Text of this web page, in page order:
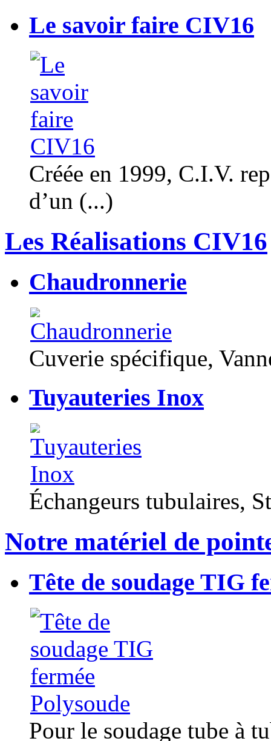
Le savoir faire CIV16
Créée en 1999, C.I.V.
d’un (...)
Les Réalisations CIV16
Chaudronnerie
Cuverie spécifique,
Tuyauteries Inox
Échangeurs tubulaires,
Notre matériel de
Tête de soudage TIG
Pour le soudage tube à